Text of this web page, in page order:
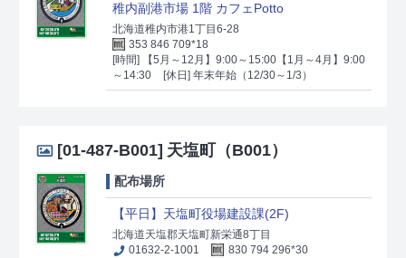
稚内副港市場 1階 カフェPotto
北海道稚内市港1丁目6-28
353 846 709*18
[時間] 【5月～12月】9:00～15:00【1月～4月】9:00
～14:30
[休日] 年末年始（12/30～1/3）
[01-487-B001] 天塩町（B001）
配布場所
【平日】天塩町役場建設課(2F)
北海道天塩郡天塩町新栄通8丁目
01632-2-1001
830 794 296*30